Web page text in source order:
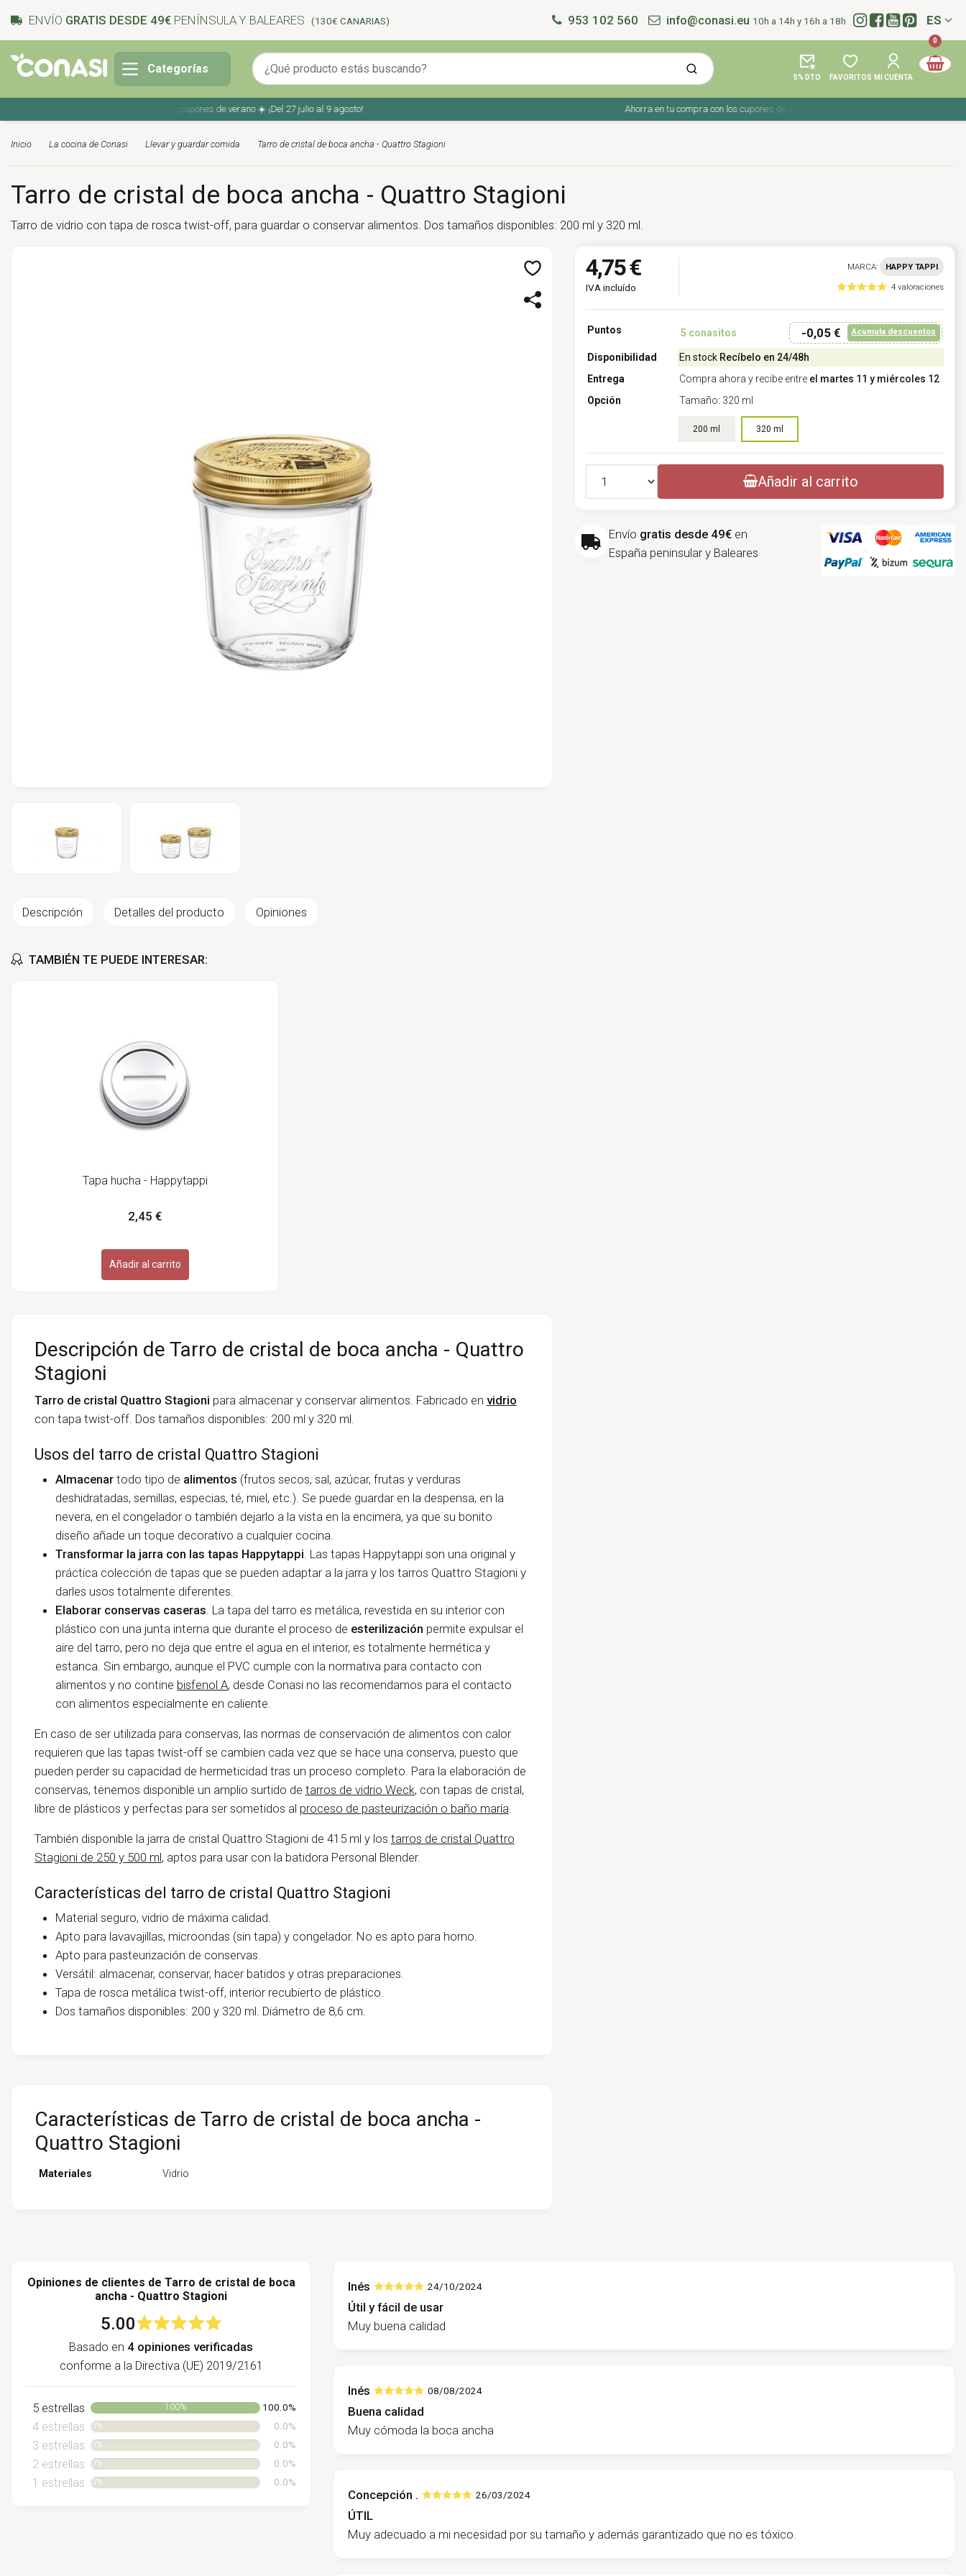
ENVÍO GRATIS DESDE 49€ PENÍNSULA Y BALEARES (130€ CANARIAS) 953 102 560 info@conasi.eu 10h a 14h y 16h a 18h Idioma:
ES
Categorías
5% DTO FAVORITOS MI CUENTA
0
Ahorra en tu compra con los cupones de verano ☀️ ¡Del 27 julio al 9 agosto! Ahorra en tu compra con los cupones de verano ☀️ ¡Del 27 julio al 9 agosto!
Inicio La cocina de Conasi Llevar y guardar comida Tarro de cristal de boca ancha - Quattro Stagioni
Tarro de cristal de boca ancha - Quattro Stagioni
Tarro de vidrio con tapa de rosca twist-off, para guardar o conservar alimentos. Dos tamaños disponibles: 200 ml y 320 ml.
Descripción Detalles del producto Opiniones
TAMBIÉN TE PUEDE INTERESAR:
Tapa hucha - Happytappi
2,45 €
Añadir al carrito
Descripción de Tarro de cristal de boca ancha - Quattro
Stagioni
Tarro de cristal Quattro Stagioni para almacenar y conservar alimentos. Fabricado en vidrio
con tapa twist-off. Dos tamaños disponibles: 200 ml y 320 ml.
Usos del tarro de cristal Quattro Stagioni
Almacenar todo tipo de alimentos (frutos secos, sal, azúcar, frutas y verduras
deshidratadas, semillas, especias, té, miel, etc.). Se puede guardar en la despensa, en la
nevera, en el congelador o también dejarlo a la vista en la encimera, ya que su bonito
diseño añade un toque decorativo a cualquier cocina.
Transformar la jarra con las tapas Happytappi . Las tapas Happytappi son una original y
práctica colección de tapas que se pueden adaptar a la jarra y los tarros Quattro Stagioni y
darles usos totalmente diferentes.
Elaborar conservas caseras . La tapa del tarro es metálica, revestida en su interior con
plástico con una junta interna que durante el proceso de esterilización permite expulsar el
aire del tarro, pero no deja que entre el agua en el interior, es totalmente hermética y
estanca. Sin embargo, aunque el PVC cumple con la normativa para contacto con
alimentos y no contine bisfenol A, desde Conasi no las recomendamos para el contacto
con alimentos especialmente en caliente.
En caso de ser utilizada para conservas, las normas de conservación de alimentos con calor
requieren que las tapas twist-off se cambien cada vez que se hace una conserva, puesto que
pueden perder su capacidad de hermeticidad tras un proceso completo. Para la elaboración de
conservas, tenemos disponible un amplio surtido de tarros de vidrio Weck, con tapas de cristal,
libre de plásticos y perfectas para ser sometidos al proceso de pasteurización o baño maría
También disponible la jarra de cristal Quattro Stagioni de 415 ml y los tarros de cristal Quattro
Stagioni de 250 y 500 ml, aptos para usar con la batidora Personal Blender.
Características del tarro de cristal Quattro Stagioni
Material seguro, vidrio de máxima calidad.
Apto para lavavajillas, microondas (sin tapa) y congelador. No es apto para horno.
Apto para pasteurización de conservas.
Versátil: almacenar, conservar, hacer batidos y otras preparaciones.
Tapa de rosca metálica twist-off, interior recubierto de plástico.
Dos tamaños disponibles: 200 y 320 ml. Diámetro de 8,6 cm.
Características de Tarro de cristal de boca ancha -
Quattro Stagioni
Materiales Vidrio
4,75 €
IVA incluído
MARCA:
HAPPY TAPPI
4 valoraciones
Puntos 5 conasitos -0,05 € Acumula descuentos
Disponibilidad En stock Recíbelo en 24/48h
Entrega
Compra ahora y recibe entre el martes 11 y miércoles 12
Opción
Tamaño: 320 ml
Elegir tamaño: 320 ml
200 ml 320 ml
Cantidad Añadir al carrito
Envío gratis desde 49€ en
España peninsular y Baleares
Opiniones de clientes de Tarro de cristal de boca
ancha - Quattro Stagioni
5.00
Basado en 4 opiniones verificadas
conforme a la Directiva (UE) 2019/2161
5 estrellas 100% 100.0%
4 estrellas 0% 0.0%
3 estrellas 0% 0.0%
2 estrellas 0% 0.0%
1 estrellas 0% 0.0%
Inés 24/10/2024
Útil y fácil de usar
Muy buena calidad
Inés 08/08/2024
Buena calidad
Muy cómoda la boca ancha
Concepción . 26/03/2024
ÚTIL
Muy adecuado a mi necesidad por su tamaño y además garantizado que no es tóxico.